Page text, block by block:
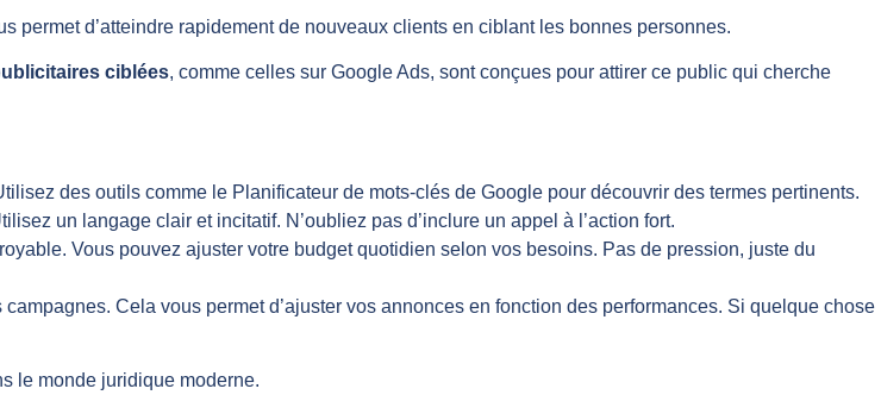
permet d’atteindre rapidement de nouveaux clients en ciblant les bonnes personnes.
ciblées, comme celles sur Google Ads, sont conçues pour attirer ce public qui cherche
des outils comme le Planificateur de mots-clés de Google pour découvrir des termes pertinents.
un langage clair et incitatif. N’oubliez pas d’inclure un appel à l’action fort.
Vous pouvez ajuster votre budget quotidien selon vos besoins. Pas de pression, juste du
Cela vous permet d’ajuster vos annonces en fonction des performances. Si quelque chose
le monde juridique moderne.